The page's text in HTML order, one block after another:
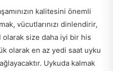
kalitesini önemli
vücutlarınızı dinlendirir,
size daha iyi bir his
olarak en az yedi saat uyku
Uykuda kalmak